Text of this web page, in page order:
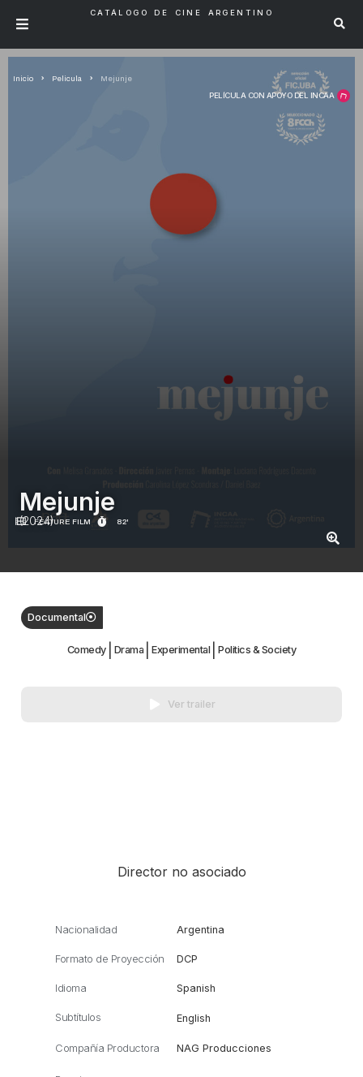
CATÁLOGO DE CINE ARGENTINO
PELÍCULA CON APOYO DEL INCAA
Inicio Pelicula Mejunje
FEATURE FILM 82'
Mejunje
(2024)
Documental
Comedy Drama Experimental Politics & Society
Ver trailer
Director no asociado
Nacionalidad Argentina
Formato de Proyección DCP
Idioma Spanish
Subtítulos English
Compañía Productora NAG Producciones